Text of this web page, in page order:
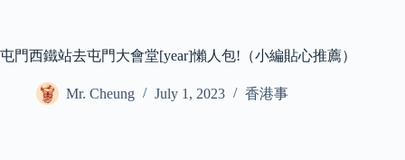
屯門西鐵站去屯門大會堂[year]懶人包!（小編貼心推薦）
Mr. Cheung July 1, 2023 香港事